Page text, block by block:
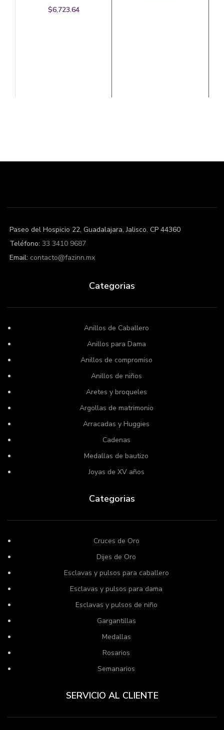
$6,723.64
Paseo del Hospicio 22, Guadalajara, Jalisco. CP 44360
Teléfono: 33 3410 9687
Email: contacto@fazinn.mx
Categorias
Anillos de Caballero
Anillos para Dama
Anillos de compromiso
Anillos de niños
Aretes y broqueles
Argollas de matrimonio
Arracadas y Huggies
Cadenas
Medallas de bautizo
Joyas de XV años
Categorias
Cruces de Oro
Dijes de Oro
Esclavas y pulsos para caballero
Esclavas y pulsos para dama
Esclavas y pulsos de niño
Gargantillas
Medallas
Rosarios
Semanarios
SERVICIO AL CLIENTE